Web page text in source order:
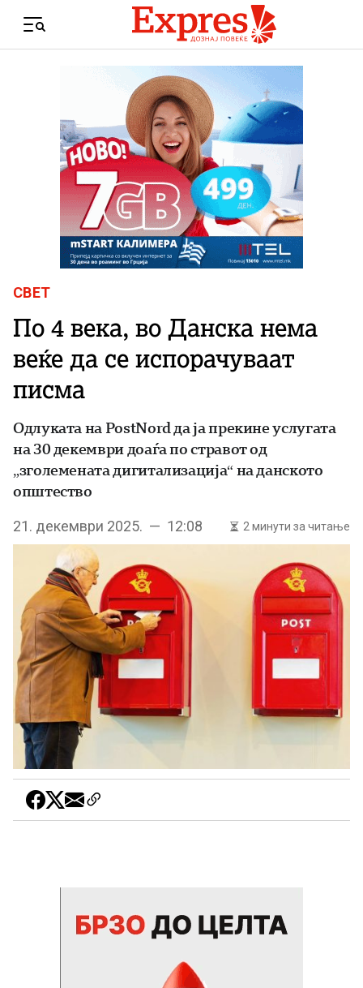
Menu
СВЕТ
По 4 века, во Данска нема
веќе да се испорачуваат
писма
Одлуката на PostNord да ја прекине услугата
на 30 декември доаѓа по стравот од
„зголемената дигитализација“ на данското
општество
21. декември 2025. — 12:08 2 минути за читање